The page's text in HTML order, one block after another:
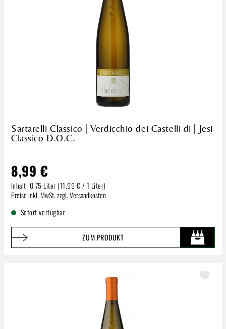
Sartarelli Classico | Verdicchio dei Castelli di | Jesi
Classico D.O.C.
8,99 €
Inhalt: 0.75 Liter (11,99 € / 1 Liter)
Regulärer Preis:
Preise inkl. MwSt. zzgl. Versandkosten
Sofort verfügbar
ZUM PRODUKT